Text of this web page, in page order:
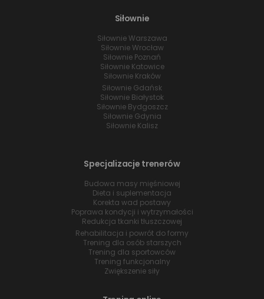
Siłownie
Siłownie Warszawa
Siłownie Wrocław
Siłownie Poznań
Siłownie Katowice
Siłownie Kraków
Siłownie Gdańsk
Siłownie Białystok
Siłownie Bydgoszcz
Siłownie Gdynia
Siłownie Kalisz
Specjalizacje trenerów
Budowa masy mięśniowej
Dieta i suplementacja
Korekta wad postawy
Poprawa kondycji i wytrzymałości
Redukcja tkanki tłuszczowej
Rehabilitacja i powrót do formy
Trening dla osób starszych
Trening dla sportowców
Trening funkcjonalny
Zwiększenie siły